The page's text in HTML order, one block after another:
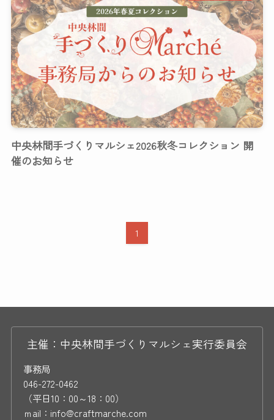
中央林間手づくりマルシェ2026秋冬コレクション 開
催のお知らせ
1
主催：中央林間手づくりマルシェ実行委員会
事務局
046-272-0462
（平日10：00～18：00）
ｍail：info@craftmarche.com